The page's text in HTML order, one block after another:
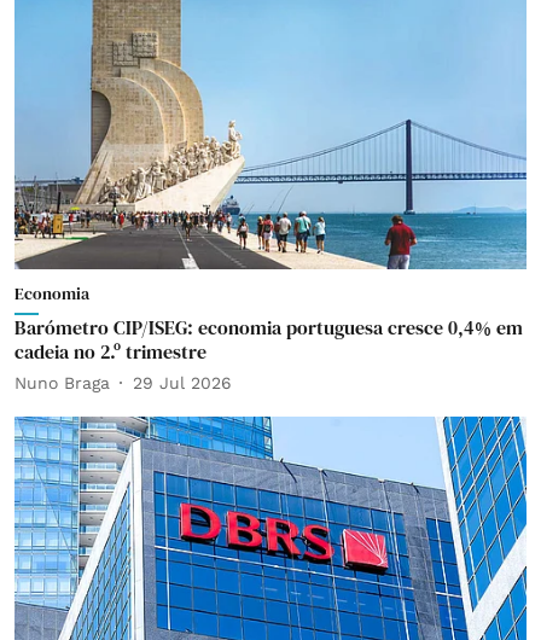
Economia
Barómetro CIP/ISEG: economia portuguesa cresce 0,4% em
cadeia no 2.º trimestre
Nuno Braga 29 Jul 2026